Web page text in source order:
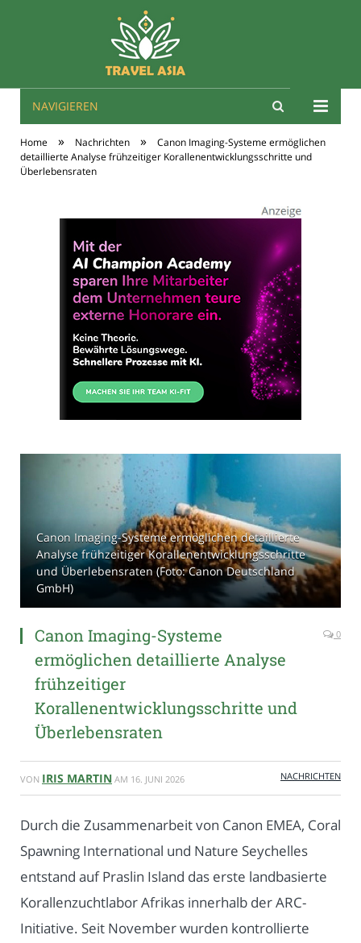
Travel Asien
NAVIGIEREN
Home » Nachrichten »
Canon Imaging-Systeme ermöglichen
detaillierte Analyse frühzeitiger Korallenentwicklungsschritte und
Überlebensraten
Canon Imaging-Systeme ermöglichen detaillierte
Analyse frühzeitiger Korallenentwicklungsschritte
und Überlebensraten (Foto: Canon Deutschland
GmbH)
Canon Imaging-Systeme
ermöglichen detaillierte Analyse
frühzeitiger
Korallenentwicklungsschritte und
Überlebensraten
0
VON IRIS MARTIN AM 16. JUNI 2026 NACHRICHTEN
Durch die Zusammenarbeit von Canon EMEA, Coral
Spawning International und Nature Seychelles
entstand auf Praslin Island das erste landbasierte
Korallenzuchtlabor Afrikas innerhalb der ARC-
Initiative. Seit November wurden kontrollierte